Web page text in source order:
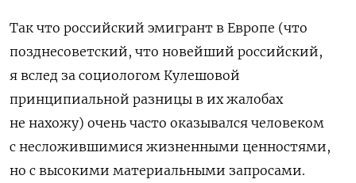
Так что российский эмигрант в Европе (что
позднесоветский, что новейший российский,
я вслед за социологом Кулешовой
принципиальной разницы в их жалобах
не нахожу) очень часто оказывался человеком
с несложившимися жизненными ценностями,
но с высокими материальными запросами.